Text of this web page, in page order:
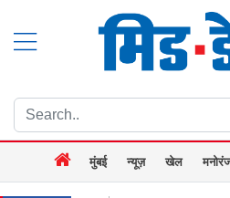
मुंबई न्यूज़ खेल